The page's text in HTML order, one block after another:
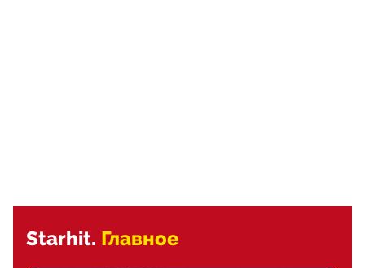
Starhit. Главное